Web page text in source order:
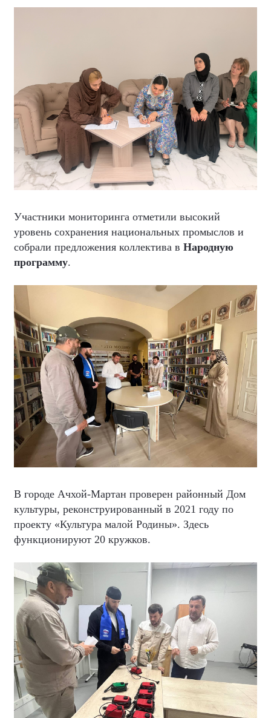
Участники мониторинга отметили высокий
уровень сохранения национальных промыслов и
собрали предложения коллектива в Народную
программу.
В городе Ачхой-Мартан проверен районный Дом
культуры, реконструированный в 2021 году по
проекту «Культура малой Родины». Здесь
функционируют 20 кружков.